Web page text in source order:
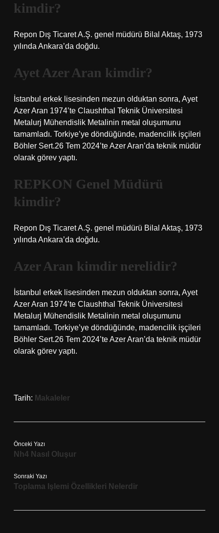
kimdir?
Repon Dış Ticaret A.Ş. genel müdürü Bilal Aktaş, 1973
yılında Ankara’da doğdu.
Ayet Azer Aran kimdir?
İstanbul erkek lisesinden mezun olduktan sonra, Ayet
Azer Aran 1974’te Claushthal Teknik Üniversitesi
Metalurj Mühendislik Metalinin metal oluşumunu
tamamladı. Torkiye’ye döndüğünde, madencilik işçileri
Böhler Sert.26 Tem 2024’te Azer Aran’da teknik müdür
olarak görev yaptı.
REPKON Genel Müdürü
kimdir?
Repon Dış Ticaret A.Ş. genel müdürü Bilal Aktaş, 1973
yılında Ankara’da doğdu.
Azer Aran kimdir nerelidir?
İstanbul erkek lisesinden mezun olduktan sonra, Ayet
Azer Aran 1974’te Claushthal Teknik Üniversitesi
Metalurj Mühendislik Metalinin metal oluşumunu
tamamladı. Torkiye’ye döndüğünde, madencilik işçileri
Böhler Sert.26 Tem 2024’te Azer Aran’da teknik müdür
olarak görev yaptı.
Tarih: Makaleler
Önceki Yazı
Nh4 Nasıl Oluşur
Sonraki Yazı
Toplama Işlemi Özellikleri Nelerdir